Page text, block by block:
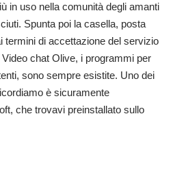
in uso nella comunità degli amanti
Spunta poi la casella, posta
termini di accettazione del servizio
chat Olive, i programmi per
sono sempre esistite. Uno dei
è sicuramente
che trovavi preinstallato sullo